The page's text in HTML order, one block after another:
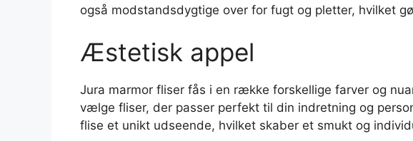
også modstandsdygtige over for fugt og pletter, hvilket
Æstetisk appel
Jura marmor fliser fås i en række forskellige farver og
vælge fliser, der passer perfekt til din indretning og
flise et unikt udseende, hvilket skaber et smukt og